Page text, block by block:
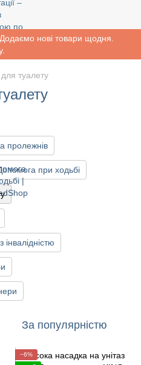
нові товари щодня.
туалету
пролежнів
при ходьбі
За популярністю
−6%